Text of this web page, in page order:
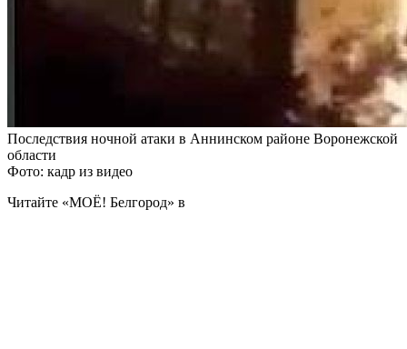
Последствия ночной атаки в Аннинском районе Воронежской
области
Фото: кадр из видео
Читайте «МОЁ! Белгород» в